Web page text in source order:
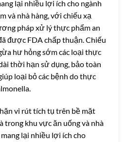
lại nhiều lợi ích cho ngành
và nhà hàng, với chiếu xạ
pháp xử lý thực phẩm an
được FDA chấp thuận. Chiếu
hư hỏng sớm các loại thực
thời hạn sử dụng, bảo toàn
loại bỏ các bệnh do thực
vi rút tích tụ trên bề mặt
trong khu vực ăn uống và nhà
lại nhiều lợi ích cho